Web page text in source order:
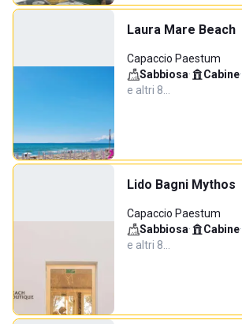
Laura Mare Beach
Capaccio Paestum
Sabbiosa· Cabine·
e altri 8…
Lido Bagni Mythos
Capaccio Paestum
Sabbiosa· Cabine·
e altri 8…